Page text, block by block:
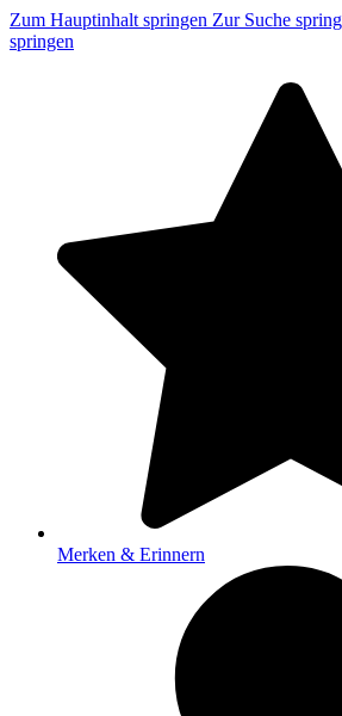
Zum Hauptinhalt springen Zur Suche
springen
Merken & Erinnern